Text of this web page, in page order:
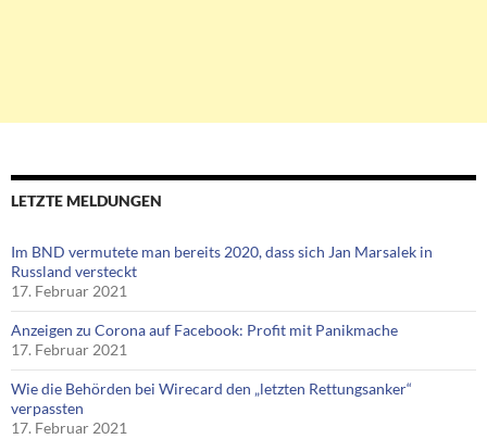
LETZTE MELDUNGEN
Im BND vermutete man bereits 2020, dass sich Jan Marsalek in
Russland versteckt
17. Februar 2021
Anzeigen zu Corona auf Facebook: Profit mit Panikmache
17. Februar 2021
Wie die Behörden bei Wirecard den „letzten Rettungsanker“
verpassten
17. Februar 2021